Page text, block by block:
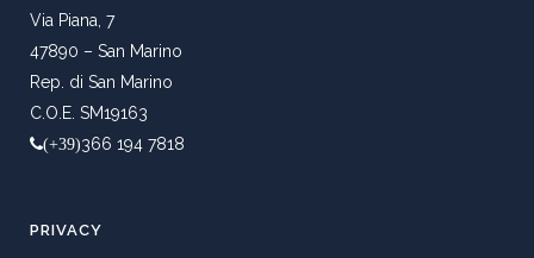
Via Piana, 7
47890 – San Marino
Rep. di San Marino
C.O.E. SM19163
(+39)366 194 7818
PRIVACY